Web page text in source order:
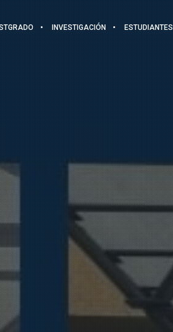
INVESTIGACIÓN ESTUDIANTES